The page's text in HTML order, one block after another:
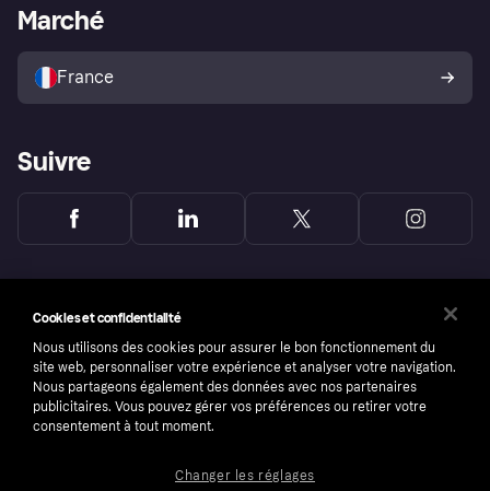
Explorez les magasins
Politique de protection de
l’acheteur Klarna
Portail Marchand
Marché
France
Suivre
Cookies et confidentialité
Nous utilisons des cookies pour assurer le bon fonctionnement du
site web, personnaliser votre expérience et analyser votre navigation.
Nous partageons également des données avec nos partenaires
publicitaires. Vous pouvez gérer vos préférences ou retirer votre
consentement à tout moment.
Changer les réglages